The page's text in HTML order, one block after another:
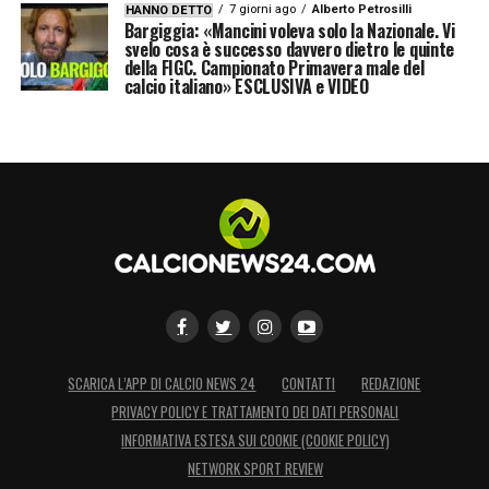
HANNO DETTO 7 giorni ago Alberto Petrosilli
Bargiggia: «Mancini voleva solo la Nazionale. Vi
svelo cosa è successo davvero dietro le quinte
della FIGC. Campionato Primavera male del
calcio italiano» ESCLUSIVA e VIDEO
SCARICA L’APP DI CALCIO NEWS 24 CONTATTI
REDAZIONE
PRIVACY POLICY E TRATTAMENTO DEI DATI PERSONALI
INFORMATIVA ESTESA SUI COOKIE (COOKIE POLICY)
NETWORK SPORT REVIEW